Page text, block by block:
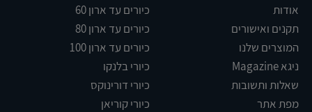
אודות
תקנים ואישורים
המוצרים שלנו
ניגא Magazine
שאלות ותשובות
מפת אתר
כיורים עד ארון 60
כיורים עד ארון 80
כיורים עד ארון 100
כיורי בלנקו
כיורי דורינוקס
כיורי קוריאן